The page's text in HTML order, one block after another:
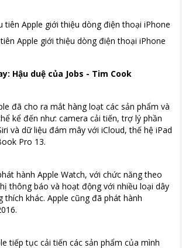
Apple giới thiệu dòng điện thoại iPhone
Hậu duệ của Jobs - Tim Cook
đã cho ra mắt hàng loạt các sản phẩm và
kể đến như: camera cải tiến, trợ lý phần
và dữ liệu đám mây với iCloud, thế hệ iPad
Pro 13.
hành Apple Watch, với chức năng theo
thông báo và hoạt động với nhiều loại dây
khác. Apple cũng đã phát hành
tiếp tục cải tiến các sản phẩm của mình